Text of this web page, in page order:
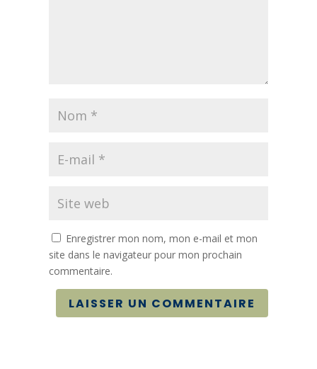
Enregistrer mon nom, mon e-mail et mon
site dans le navigateur pour mon prochain
commentaire.
LAISSER UN COMMENTAIRE